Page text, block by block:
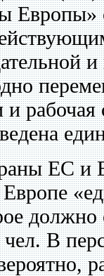
Европы»
рабочая
ЕС и
В